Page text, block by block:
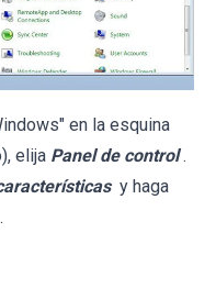
en la esquina
elija Panel de control .
y haga
.